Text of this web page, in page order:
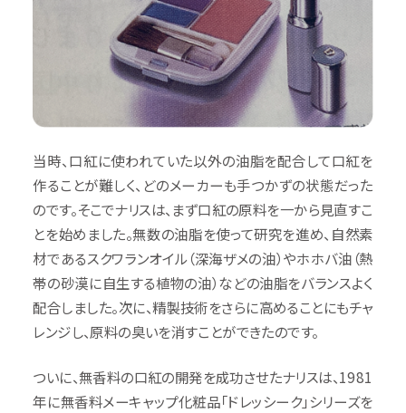
当時、口紅に使われていた以外の油脂を配合して口紅を
作ることが難しく、どのメーカーも手つかずの状態だった
のです。そこでナリスは、まず口紅の原料を一から見直すこ
とを始めました。無数の油脂を使って研究を進め、自然素
材であるスクワランオイル（深海ザメの油）やホホバ油（熱
帯の砂漠に自生する植物の油）などの油脂をバランスよく
配合しました。次に、精製技術をさらに高めることにもチャ
レンジし、原料の臭いを消すことができたのです。
ついに、無香料の口紅の開発を成功させたナリスは、1981
年に無香料メーキャップ化粧品「ドレッシーク」シリーズを